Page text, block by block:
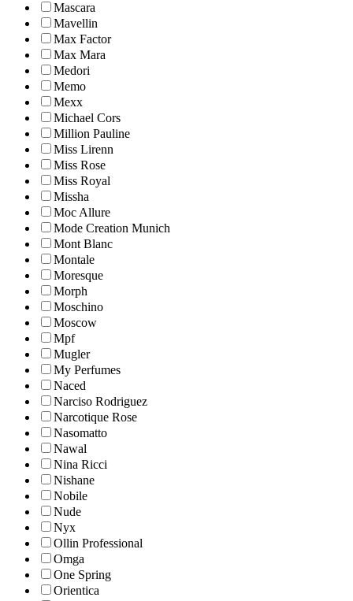
Mascara
Mavellin
Max Factor
Max Mara
Medori
Memo
Mexx
Michael Cors
Million Pauline
Miss Lirenn
Miss Rose
Miss Royal
Missha
Moc Allure
Mode Creation Munich
Mont Blanc
Montale
Moresque
Morph
Moschino
Moscow
Mpf
Mugler
My Perfumes
Naced
Narciso Rodriguez
Narcotique Rose
Nasomatto
Nawal
Nina Ricci
Nishane
Nobile
Nude
Nyx
Ollin Professional
Omga
One Spring
Orientica